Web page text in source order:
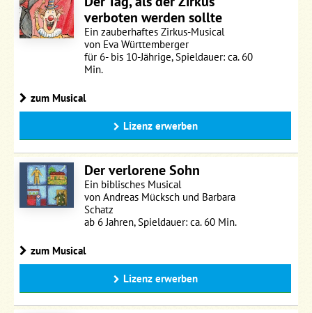
verboten werden sollte
Ein zauberhaftes Zirkus-Musical
von Eva Württemberger
für 6- bis 10-Jährige, Spieldauer: ca. 60
Min.
zum Musical
Lizenz erwerben
Der verlorene Sohn
Ein biblisches Musical
von Andreas Mücksch und Barbara
Schatz
ab 6 Jahren, Spieldauer: ca. 60 Min.
zum Musical
Lizenz erwerben